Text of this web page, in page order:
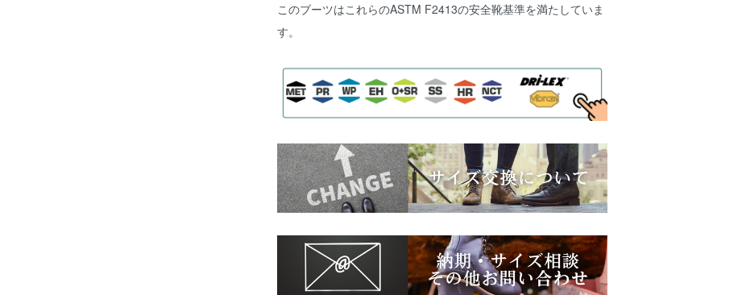
このブーツはこれらのASTM F2413の安全靴基準を満たしていま
す。